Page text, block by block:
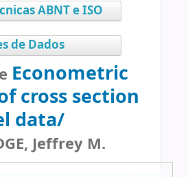
ABNT e ISO
de Dados
Econometric
cross section
data/
Jeffrey M.